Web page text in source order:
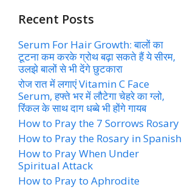
Recent Posts
Serum For Hair Growth: बालों का
टूटना कम करके ग्रोथ बढ़ा सकते हैं ये सीरम,
उलझे बालों से भी देंगे छुटकारा
रोज रात में लगाएं Vitamin C Face
Serum, हफ्ते भर में लौटेगा चेहरे का ग्लो,
रिंकल के साथ दाग धब्बे भी होंगे गायब
How to Pray the 7 Sorrows Rosary
How to Pray the Rosary in Spanish
How to Pray When Under
Spiritual Attack
How to Pray to Aphrodite